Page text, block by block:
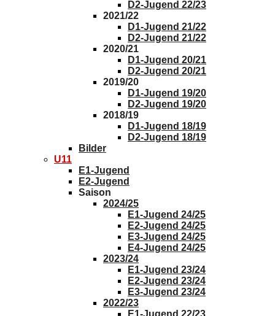
D2-Jugend 22/23
2021/22
D1-Jugend 21/22
D2-Jugend 21/22
2020/21
D1-Jugend 20/21
D2-Jugend 20/21
2019/20
D1-Jugend 19/20
D2-Jugend 19/20
2018/19
D1-Jugend 18/19
D2-Jugend 18/19
Bilder
U11
E1-Jugend
E2-Jugend
Saison
2024/25
E1-Jugend 24/25
E2-Jugend 24/25
E3-Jugend 24/25
E4-Jugend 24/25
2023/24
E1-Jugend 23/24
E2-Jugend 23/24
E3-Jugend 23/24
2022/23